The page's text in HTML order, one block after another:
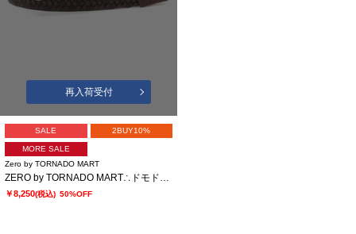
再入荷受付
SALE 2BUY10%
MORE SALE
Zero by TORNADO MART
￥8,250(税込) 50%OFF